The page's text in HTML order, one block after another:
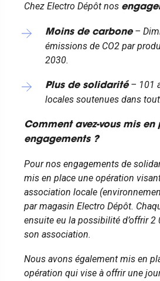
Chez Electro Dépôt nos
Moins de carbone–
émissions de CO2 par
2030.
Plus de solidarité– 101
locales soutenues dans
Comment avez-vous mis en
engagements ?
Pour nos engagements de
mis en place une opération
association locale
par magasin Electro Dépôt.
ensuite eu la possibilité d’offrir 2
son association.
Nous avons également mis en
opération qui vise à offrir une